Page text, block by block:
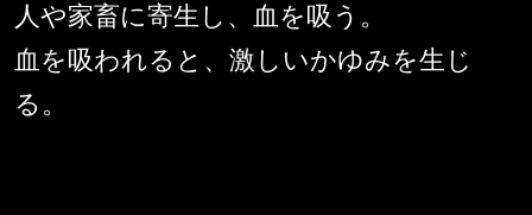
人や家畜に寄生し、血を吸う。
血を吸われると、激しいかゆみを生じ
る。